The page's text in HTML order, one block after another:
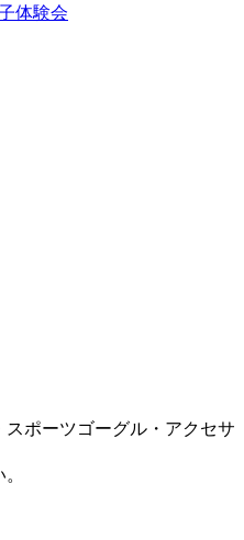
体験会
ポーツゴーグル・アクセサ